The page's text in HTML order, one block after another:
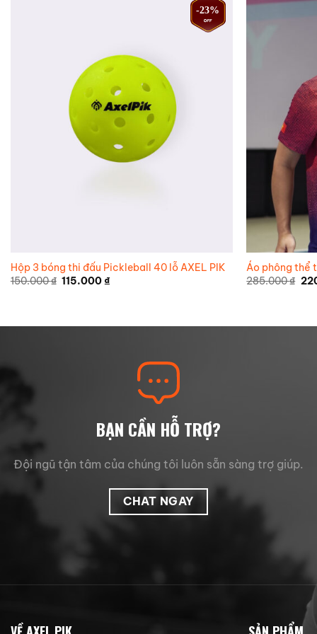
-23%
Hộp 3 bóng thi đấu Pickleball 40 lỗ AXEL PIK
150.000₫ Giá
115.000 ₫Giá
Áo phông thể
285.000₫ Giá
BẠN CẦN HỖ TRỢ?
Đội ngũ tận tâm của chúng tôi luôn sẵn sàng trợ giúp.
CHAT NGAY